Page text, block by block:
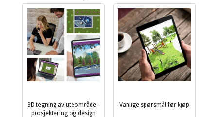
3D tegning av uteområde -
prosjektering og design
Vanlige spørsmål før kjøp